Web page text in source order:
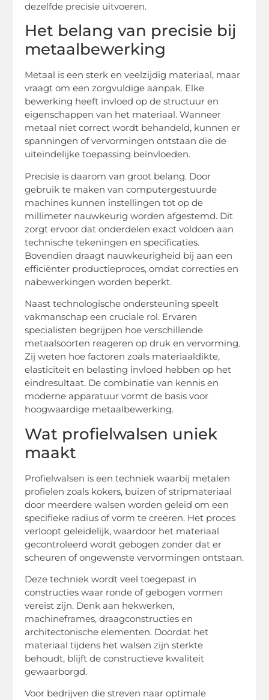
dezelfde precisie uitvoeren.
Het belang van precisie bij
metaalbewerking
Metaal is een sterk en veelzijdig materiaal, maar
vraagt om een zorgvuldige aanpak. Elke
bewerking heeft invloed op de structuur en
eigenschappen van het materiaal. Wanneer
metaal niet correct wordt behandeld, kunnen er
spanningen of vervormingen ontstaan die de
uiteindelijke toepassing beïnvloeden.
Precisie is daarom van groot belang. Door
gebruik te maken van computergestuurde
machines kunnen instellingen tot op de
millimeter nauwkeurig worden afgestemd. Dit
zorgt ervoor dat onderdelen exact voldoen aan
technische tekeningen en specificaties.
Bovendien draagt nauwkeurigheid bij aan een
efficiënter productieproces, omdat correcties en
nabewerkingen worden beperkt.
Naast technologische ondersteuning speelt
vakmanschap een cruciale rol. Ervaren
specialisten begrijpen hoe verschillende
metaalsoorten reageren op druk en vervorming.
Zij weten hoe factoren zoals materiaaldikte,
elasticiteit en belasting invloed hebben op het
eindresultaat. De combinatie van kennis en
moderne apparatuur vormt de basis voor
hoogwaardige metaalbewerking.
Wat profielwalsen uniek
maakt
Profielwalsen is een techniek waarbij metalen
profielen zoals kokers, buizen of stripmateriaal
door meerdere walsen worden geleid om een
specifieke radius of vorm te creëren. Het proces
verloopt geleidelijk, waardoor het materiaal
gecontroleerd wordt gebogen zonder dat er
scheuren of ongewenste vervormingen ontstaan.
Deze techniek wordt veel toegepast in
constructies waar ronde of gebogen vormen
vereist zijn. Denk aan hekwerken,
machineframes, draagconstructies en
architectonische elementen. Doordat het
materiaal tijdens het walsen zijn sterkte
behoudt, blijft de constructieve kwaliteit
gewaarborgd.
Voor bedrijven die streven naar optimale